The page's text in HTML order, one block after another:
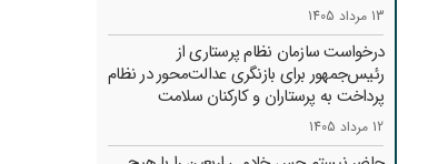
13 مرداد 1405
درخواست سازمان نظام پرستاری از
رئیس‌جمهور برای بازنگری عدالت‌محور در نظام
پرداخت به پرستاران و کارکنان سلامت
12 مرداد 1405